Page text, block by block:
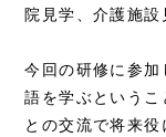
院見学、介護施設
今回の研修に参
語を学ぶという
との交流で将来